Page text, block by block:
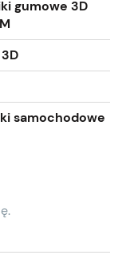
gumowe 3D
samochodowe